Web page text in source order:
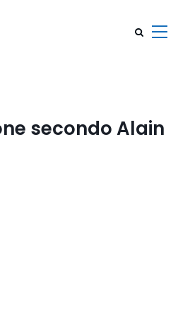
secondo Alain